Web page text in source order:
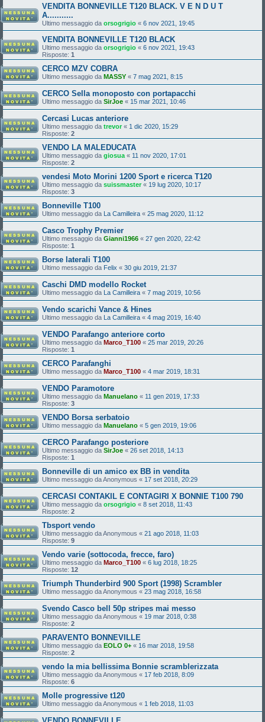
VENDITA BONNEVILLE T120 BLACK. V E N D U T
A...........
Ultimo messaggio da orsogrigio « 6 nov 2021, 19:45
VENDITA BONNEVILLE T120 BLACK
Ultimo messaggio da orsogrigio « 6 nov 2021, 19:43
Risposte: 1
CERCO MZV COBRA
Ultimo messaggio da MASSY « 7 mag 2021, 8:15
CERCO Sella monoposto con portapacchi
Ultimo messaggio da SirJoe « 15 mar 2021, 10:46
Cercasi Lucas anteriore
Ultimo messaggio da trevor« 1 dic 2020, 15:29
Risposte: 2
VENDO LA MALEDUCATA
Ultimo messaggio da giosua « 11 nov 2020, 17:01
Risposte: 2
vendesi Moto Morini 1200 Sport e ricerca T120
Ultimo messaggio da suissmaster« 19 lug 2020, 10:17
Risposte: 3
Bonneville T100
Ultimo messaggio da La Camilleira « 25 mag 2020, 11:12
Casco Trophy Premier
Ultimo messaggio da Gianni1966 « 27 gen 2020, 22:42
Risposte: 1
Borse laterali T100
Ultimo messaggio da Felix « 30 giu 2019, 21:37
Caschi DMD modello Rocket
Ultimo messaggio da La Camilleira « 7 mag 2019, 10:56
Vendo scarichi Vance & Hines
Ultimo messaggio da La Camilleira « 4 mag 2019, 16:40
VENDO Parafango anteriore corto
Ultimo messaggio da Marco_T100 « 25 mar 2019, 20:26
Risposte: 1
CERCO Parafanghi
Ultimo messaggio da Marco_T100 « 4 mar 2019, 18:31
VENDO Paramotore
Ultimo messaggio da Manuelano « 11 gen 2019, 17:33
Risposte: 3
VENDO Borsa serbatoio
Ultimo messaggio da Manuelano « 5 gen 2019, 19:06
CERCO Parafango posteriore
Ultimo messaggio da SirJoe « 26 set 2018, 14:13
Risposte: 1
Bonneville di un amico ex BB in vendita
Ultimo messaggio daAnonymous « 17 set 2018, 20:29
CERCASI CONTAKIL E CONTAGIRI X BONNIE T100 790
Ultimo messaggio da orsogrigio « 8 set 2018, 11:43
Risposte: 2
Tbsport vendo
Ultimo messaggio daAnonymous « 21 ago 2018, 11:03
Risposte: 9
Vendo varie (sottocoda, frecce, faro)
Ultimo messaggio da Marco_T100 « 6 lug 2018, 18:25
Risposte: 12
Triumph Thunderbird 900 Sport (1998) Scrambler
Ultimo messaggio daAnonymous « 23 mag 2018, 16:58
Svendo Casco bell 50p stripes mai messo
Ultimo messaggio daAnonymous « 19 mar 2018, 0:38
Risposte: 2
PARAVENTO BONNEVILLE
Ultimo messaggio da EOLO 0+ « 16 mar 2018, 19:58
Risposte: 2
vendo la mia bellissima Bonnie scramblerizzata
Ultimo messaggio daAnonymous « 17 feb 2018, 8:09
Risposte: 6
Molle progressive t120
Ultimo messaggio daAnonymous « 1 feb 2018, 11:03
VENDO BONNEVILLE